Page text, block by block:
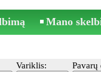
Mano
Variklis: Pavarų